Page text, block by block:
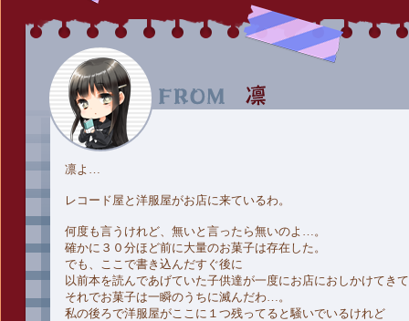
凛よ…
レコード屋と洋服屋がお店に来ているわ。
何度も言うけれど、無いと言ったら無いのよ…。
確かに３０分ほど前に大量のお菓子は存在した。
でも、ここで書き込んだすぐ後に
以前本を読んであげていた子供達が一度にお店におしかけてきて
それでお菓子は一瞬のうちに滅んだわ…。
私の後ろで洋服屋がここに１つ残ってると騒いでいるけれど